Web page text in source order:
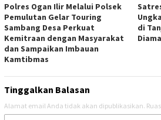
Polres Ogan Ilir Melalui Polsek
Pemulutan Gelar Touring
Sambang Desa Perkuat
Kemitraan dengan Masyarakat
dan Sampaikan Imbauan
Kamtibmas
di
Tinggalkan Balasan
Alamat email Anda tidak akan dipublikasikan.